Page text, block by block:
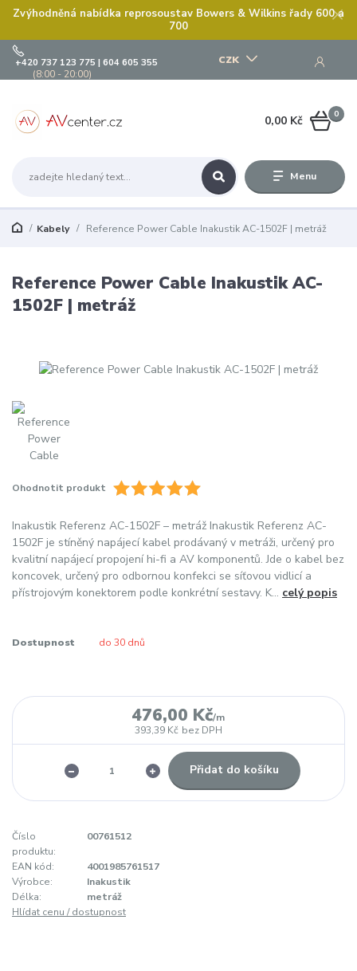
Zvýhodněná nabídka reprosoustav Bowers & Wilkins řady 600 a
700
Menu
CZK
+420 737 123 775 | 604 605 355
(8:00 - 20:00)
0
0,00 Kč
Kabely Reference Power Cable Inakustik AC-1502F | metráž
Reference Power Cable Inakustik AC-
1502F | metráž
Ohodnotit produkt
Inakustik Referenz AC-1502F – metráž Inakustik Referenz AC-
1502F je stíněný napájecí kabel prodávaný v metráži, určený pro
kvalitní napájecí propojení hi-fi a AV komponentů. Jde o kabel bez
koncovek, určený pro odbornou konfekci se síťovou vidlicí a
přístrojovým konektorem podle konkrétní sestavy. K... celý popis
Dostupnost do 30 dnů
476,00 Kč/m
393,39 Kč bez DPH
Přidat do košíku
Číslo
produktu:
00761512
EAN kód:
4001985761517
Výrobce:
Inakustik
Délka:
metráž
Hlídat cenu / dostupnost